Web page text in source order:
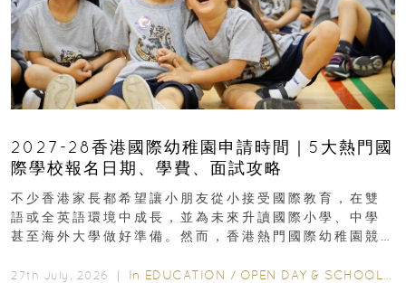
2027-28香港國際幼稚園申請時間｜5大熱門國
際學校報名日期、學費、面試攻略
不少香港家長都希望讓小朋友從小接受國際教育，在雙
語或全英語環境中成長，並為未來升讀國際小學、中學
甚至海外大學做好準備。然而，香港熱門國際幼稚園競
27th July, 2026 ｜ In EDUCATION / OPEN DAY & SCHOOL EVENTS